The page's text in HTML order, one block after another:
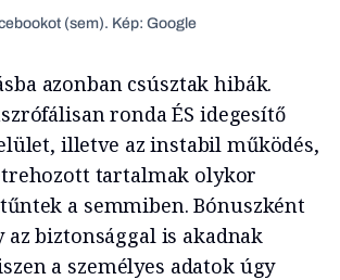
(sem). Kép: Google
azonban csúsztak hibák.
ronda ÉS idegesítő
illetve az instabil működés,
tartalmak olykor
a semmiben. Bónuszként
biztonsággal is akadnak
a személyes adatok úgy